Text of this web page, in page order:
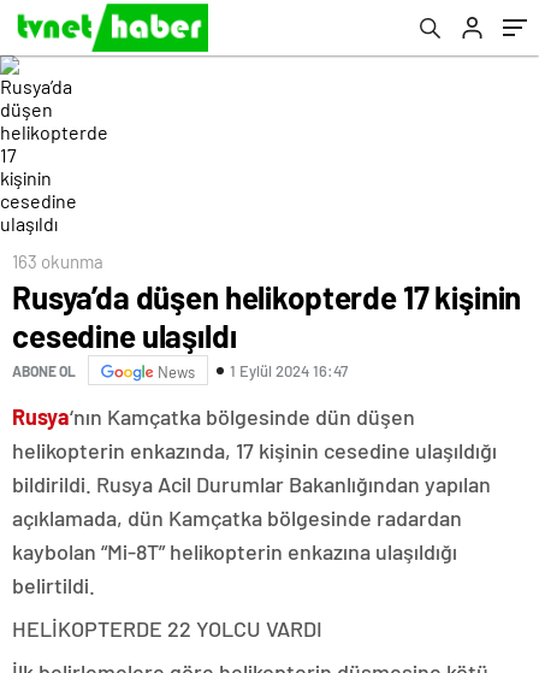
163 okunma
Rusya’da düşen helikopterde 17 kişinin
cesedine ulaşıldı
ABONE OL News 1 Eylül 2024 16:47
Rusya‘nın Kamçatka bölgesinde dün düşen
helikopterin enkazında, 17 kişinin cesedine ulaşıldığı
bildirildi. Rusya Acil Durumlar Bakanlığından yapılan
açıklamada, dün Kamçatka bölgesinde radardan
kaybolan “Mi-8T” helikopterin enkazına ulaşıldığı
belirtildi.
HELİKOPTERDE 22 YOLCU VARDI